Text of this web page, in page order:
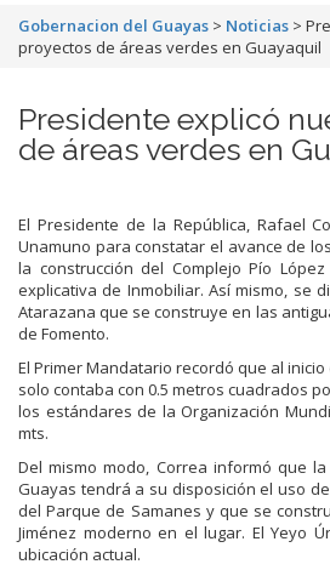
Gobernacion del Guayas > Noticias >
proyectos de áreas verdes en Guayaquil
Presidente explicó
de áreas verdes en
El Presidente de la República, Rafael
Unamuno para constatar el avance de
la construcción del Complejo Pío
explicativa de Inmobiliar. Así mismo, se
Atarazana que se construye en las
de Fomento.
El Primer Mandatario recordó que al
solo contaba con 0.5 metros cuadrados
los estándares de la Organización
mts.
Del mismo modo, Correa informó que
Guayas tendrá a su disposición el uso
del Parque de Samanes y que se
Jiménez moderno en el lugar. El Yeyo
ubicación actual.